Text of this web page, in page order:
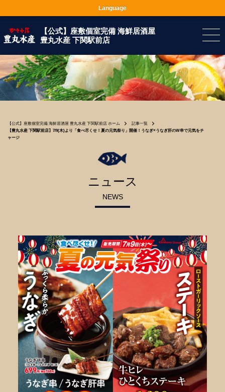
【公式】座敷個室完備 海鮮居酒屋
豊丸水産 下関駅前店
【公式】座敷個室完備 海鮮居酒屋 豊丸水産 下関駅前店 ホーム
記事一覧
【豊丸水産 下関駅前店】7/9(木)より「食べ尽くせ！夏の元気祭り」開催！うなぎ×うなぎ肝のW串で元気をチ
ャージ
ニュース
NEWS
Language